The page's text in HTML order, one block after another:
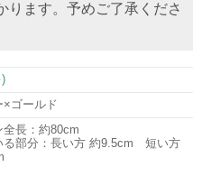
ります。予めご了承くださ
×ゴールド
全長：約80cm
る部分：長い方 約9.5cm 短い方